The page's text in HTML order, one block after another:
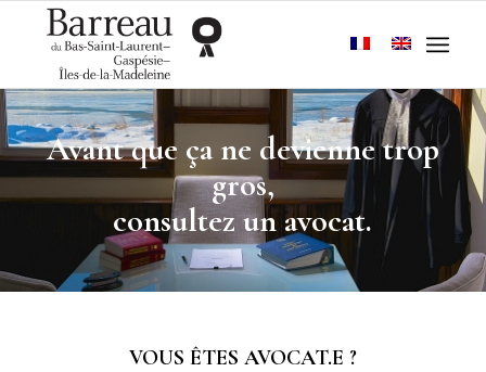
Avant que ça ne devienne trop
gros,
consultez un avocat.
VOUS ÊTES AVOCAT.E ?